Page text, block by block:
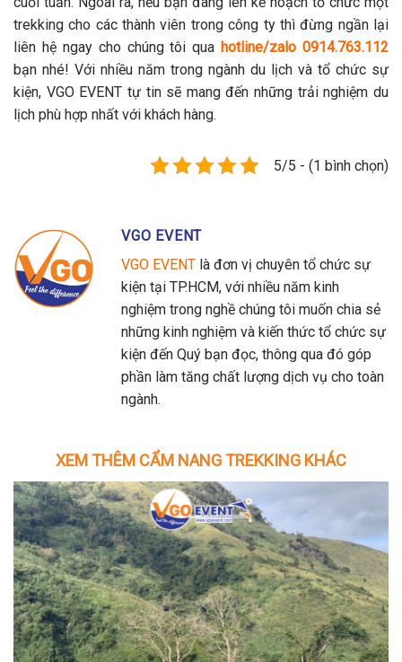
trekking cho các thành viên trong công ty thì đừng ngần lại
liên hệ ngay cho chúng tôi quahotline/zalo 0914.763.112
bạn nhé! Với nhiều năm trong ngành du lịch và tổ chức sự
kiện, VGO EVENT tự tin sẽ mang đến những trải nghiệm du
lịch phù hợp nhất với khách hàng.
5/5 - (1 bình chọn)
VGO EVENT
VGO EVENT là đơn vị chuyên tổ chức sự
kiện tại TP.HCM, với nhiều năm kinh
nghiệm trong nghề chúng tôi muốn chia sẻ
những kinh nghiệm và kiến thức tổ chức sự
kiện đến Quý bạn đọc, thông qua đó góp
phần làm tăng chất lượng dịch vụ cho toàn
ngành.
XEM THÊM CẨM NANG TREKKING KHÁC